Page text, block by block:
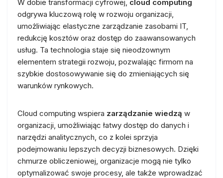
W dobie transformacji cyfrowej, cloud computing
odgrywa kluczową rolę w rozwoju organizacji,
umożliwiając elastyczne zarządzanie zasobami IT,
redukcję kosztów oraz dostęp do zaawansowanych
usług. Ta technologia staje się nieodzownym
elementem strategii rozwoju, pozwalając firmom na
szybkie dostosowywanie się do zmieniających się
warunków rynkowych.
Cloud computing wspiera zarządzanie wiedzą w
organizacji, umożliwiając łatwy dostęp do danych i
narzędzi analitycznych, co z kolei sprzyja
podejmowaniu lepszych decyzji biznesowych. Dzięki
chmurze obliczeniowej, organizacje mogą nie tylko
optymalizować swoje procesy, ale także wprowadzać